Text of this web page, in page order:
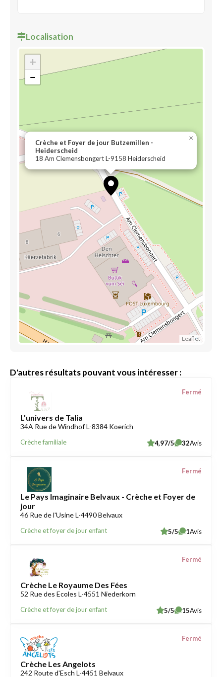
Localisation
Crèche et Foyer de jour Butzemillen -
Heiderscheid
18 Am Clemensbongert L-9158 Heiderscheid
×
+
−
Leaflet
D'autres résultats pouvant vous intéresser :
L'univers de Talia
34A Rue de Windhof L-8384 Koerich
Crèche familiale
Fermé
4,97/5 32Avis
Le Pays Imaginaire Belvaux - Crèche et Foyer de
jour
46 Rue de l'Usine L-4490 Belvaux
Crèche et foyer de jour enfant
Fermé
5/5 1Avis
Crèche Le Royaume Des Fées
52 Rue des Ecoles L-4551 Niederkorn
Crèche et foyer de jour enfant
Fermé
5/5 15Avis
Crèche Les Angelots
242 Route d'Esch L-4451 Belvaux
Fermé